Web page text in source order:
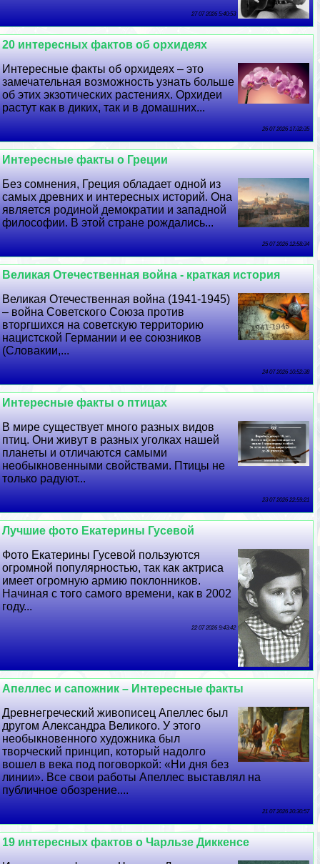
27 07 2026 5:40:53
20 интересных фактов об орхидеях
Интересные факты об орхидеях – это
замечательная возможность узнать больше
об этих экзотических растениях. Орхидеи
растут как в диких, так и в домашних...
26 07 2026 17:32:35
Интересные факты о Греции
Без сомнения, Греция обладает одной из
самых древних и интересных историй. Она
является родиной демократии и западной
философии. В этой стране рождались...
25 07 2026 12:58:34
Великая Отечественная война - краткая история
Великая Отечественная война (1941-1945)
– война Советского Союза против
вторгшихся на советскую территорию
нацистской Германии и ее союзников
(Словакии,...
24 07 2026 10:52:38
Интересные факты о птицах
В мире существует много разных видов
птиц. Они живут в разных уголках нашей
планеты и отличаются самыми
необыкновенными свойствами. Птицы не
только радуют...
23 07 2026 22:59:21
Лучшие фото Екатерины Гусевой
Фото Екатерины Гусевой пользуются
огромной популярностью, так как актриса
имеет огромную армию поклонников.
Начиная с того самого времени, как в 2002
году...
22 07 2026 9:43:42
Апеллес и сапожник – Интересные факты
Древнегреческий живописец Апеллес был
другом Александра Великого. У этого
необыкновенного художника был
творческий принцип, который надолго
вошел в века под поговоркой: «Ни дня без
линии». Все свои работы Апеллес выставлял на
публичное обозрение....
21 07 2026 20:30:57
19 интересных фактов о Чарльзе Диккенсе